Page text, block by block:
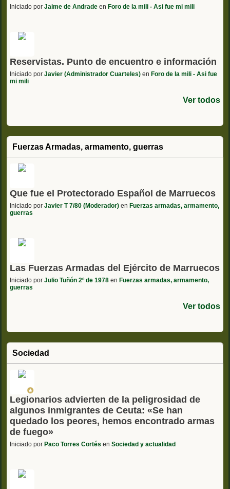
Iniciado por Jaime de Andrade en Foro de la mili - Asi fue mi mili
Reservistas. Punto de encuentro e información
Iniciado por Javier (Administrador Cuarteles) en Foro de la mili - Asi fue
mi mili
Ver todos
Fuerzas Armadas, armamento, guerras
Que fue el Protectorado Español de Marruecos
Iniciado por Javier T 7/80 (Moderador) en Fuerzas armadas, armamento,
guerras
Las Fuerzas Armadas del Ejército de Marruecos
Iniciado por Julio Tuñón 2º de 1978 en Fuerzas armadas, armamento,
guerras
Ver todos
Sociedad
Legionarios advierten de la peligrosidad de
algunos inmigrantes de Ceuta: «Se han
quedado los peores, hemos encontrado armas
de fuego»
Iniciado por Paco Torres Cortés en Sociedad y actualidad